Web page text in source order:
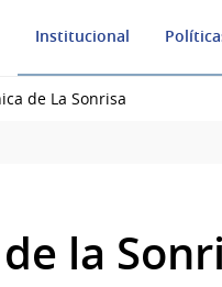
Institucional
de La Sonrisa
la